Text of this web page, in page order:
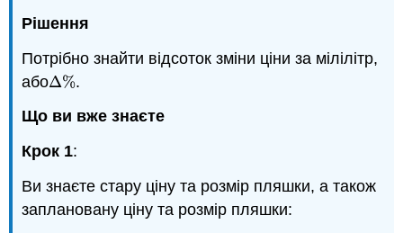
Рішення
Потрібно знайти відсоток зміни ціни за мілілітр,
абоΔ%
Δ%.
Що ви вже знаєте
Крок 1:
Ви знаєте стару ціну та розмір пляшки, а також
заплановану ціну та розмір пляшки: